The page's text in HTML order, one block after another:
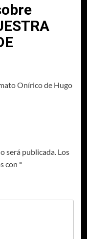
Onírico de Hugo
será publicada. Los
con *